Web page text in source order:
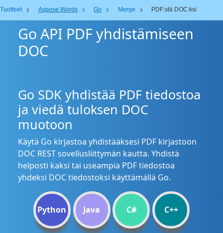
Tuotteet Aspose.Words Go Merge PDF:stä DOC:ksi
Go API PDF yhdistämiseen
DOC
Go SDK yhdistää PDF tiedostoa
ja viedä tuloksen DOC
muotoon
Käytä Go kirjastoa yhdistääksesi PDF kirjastoon
DOC REST sovellusliittymän kautta. Yhdistä
helposti kaksi tai useampia PDF tiedostoa
yhdeksi DOC tiedostoksi käyttämällä Go.
Python Java C# C++